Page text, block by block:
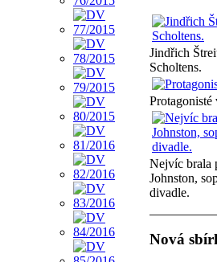
Jindřich
Scholtens.
Protagonisté
Nejvíc brala
Johnston,
divadle.
Nová